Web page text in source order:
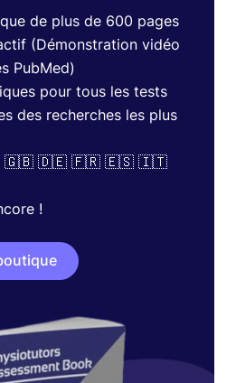
de plus de 600 pages
(Démonstration vidéo
PubMed)
pour tous les tests
des recherches les plus
🇬🇧 🇩🇪 🇫🇷 🇪🇸 🇮🇹
!